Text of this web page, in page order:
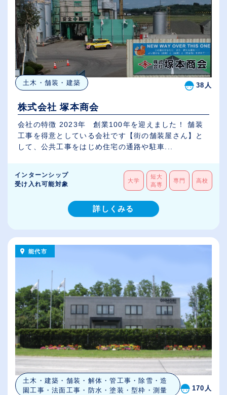
土木・舗装・建築 38人
株式会社 塚本商会
会社の特徴 2023年 創業100年を迎えました！ 舗装
工事を得意としている会社です【街の舗装屋さん】と
して、公共工事をはじめ住宅の通路や駐車...
インターンシップ
受け入れ可能対象
大学
短大
高専
専門 高校
詳しくみる
能代市
土木・建築・舗装・解体・管工事・除雪・造
園工事・法面工事・防水・塗装・型枠・測量
170人